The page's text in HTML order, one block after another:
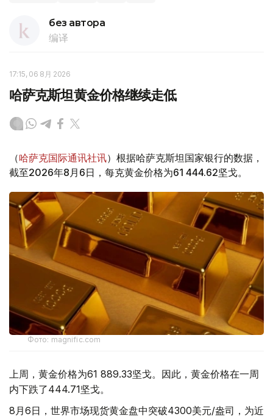
без автора
编译
17:15, 06 8月 2026
哈萨克斯坦黄金价格继续走低
（哈萨克国际通讯社讯）根据哈萨克斯坦国家银行的数据，
截至2026年8月6日，每克黄金价格为61 444.62坚戈。
Фото: magnific.com
上周，黄金价格为61 889.33坚戈。因此，黄金价格在一周
内下跌了444.71坚戈。
8月6日，世界市场现货黄金盘中突破4300美元/盎司，为近